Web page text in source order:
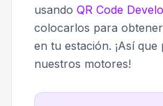
usando QR Code
colocarlos para
en tu estación. ¡Así
nuestros motores!